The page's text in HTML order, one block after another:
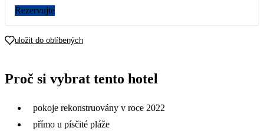
10
17 18
33 749 36 759 30 469 33 349
24 919
Rezervujte
uložit do oblíbených
Proč si vybrat tento hotel
pokoje rekonstruovány v roce 2022
přímo u písčité pláže